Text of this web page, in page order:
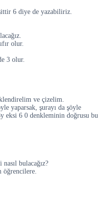
6 diye de yazabiliriz.
olur.
3 olur.
ve çizelim.
yaparsak, şurayı da şöyle
eksi 6 0 denkleminin doğrusu bu
bulacağız?
öğrencilere.